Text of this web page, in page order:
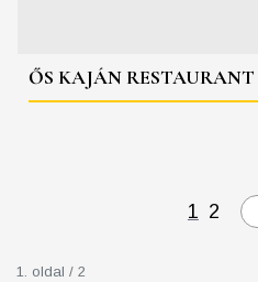
ŐS KAJÁN RESTAURANT
1 2
1. oldal / 2